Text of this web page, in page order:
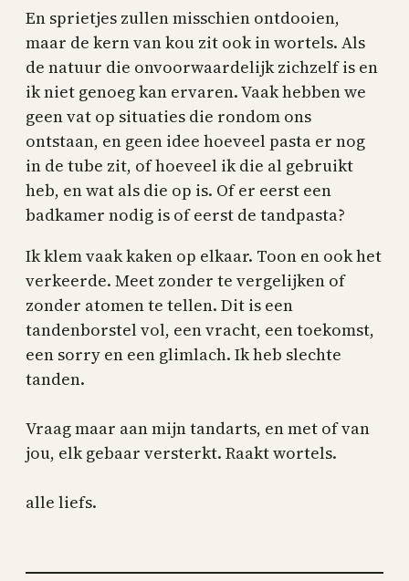
En sprietjes zullen misschien ontdooien,
maar de kern van kou zit ook in wortels. Als
de natuur die onvoorwaardelijk zichzelf is en
ik niet genoeg kan ervaren. Vaak hebben we
geen vat op situaties die rondom ons
ontstaan, en geen idee hoeveel pasta er nog
in de tube zit, of hoeveel ik die al gebruikt
heb, en wat als die op is. Of er eerst een
badkamer nodig is of eerst de tandpasta?
Ik klem vaak kaken op elkaar. Toon en ook het
verkeerde. Meet zonder te vergelijken of
zonder atomen te tellen. Dit is een
tandenborstel vol, een vracht, een toekomst,
een sorry en een glimlach. Ik heb slechte
tanden.
Vraag maar aan mijn tandarts, en met of van
jou, elk gebaar versterkt. Raakt wortels.
alle liefs.